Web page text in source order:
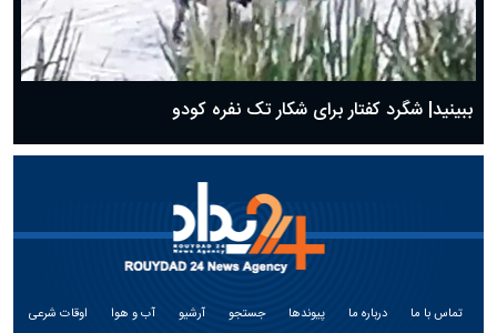
ببینید| شگرد کفتار برای شکار تک نفره کودو
تماس با ما درباره ما پیوندها جستجو آرشیو آب و هوا
اوقات شرعی